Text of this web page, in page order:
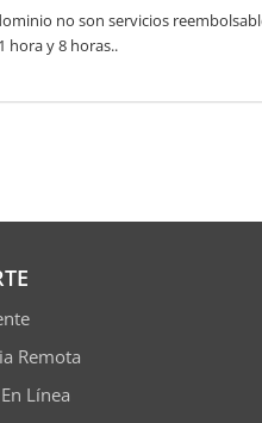
no son servicios
hora y 8 horas..
Remota
Línea